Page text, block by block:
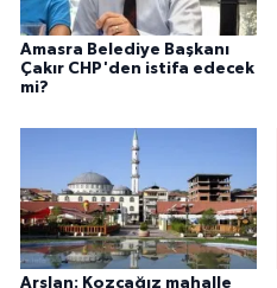
Amasra Belediye Başkanı
Çakır CHP'den istifa edecek
mi?
Arslan: Kozcağız mahalle